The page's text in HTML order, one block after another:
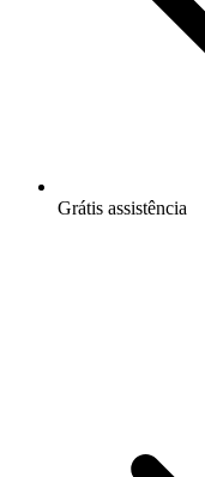
Grátis assistência